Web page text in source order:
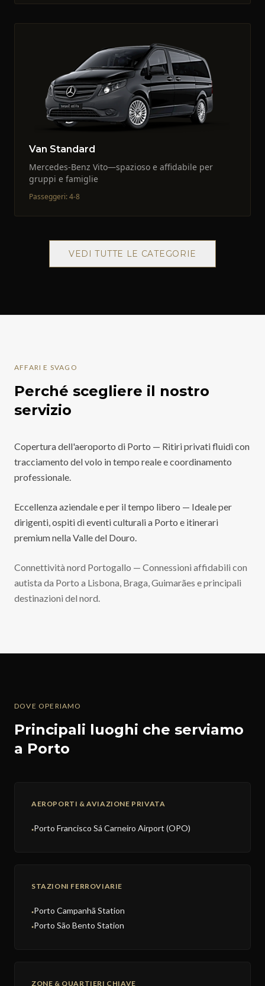
Van Standard
Mercedes-Benz Vito—spazioso e affidabile per
gruppi e famiglie
Passeggeri:4-8
VEDI TUTTE LE CATEGORIE
AFFARI E SVAGO
Perché scegliere il nostro
servizio
Copertura dell'aeroporto di Porto — Ritiri privati fluidi con
tracciamento del volo in tempo reale e coordinamento
professionale.
Eccellenza aziendale e per il tempo libero — Ideale per
dirigenti, ospiti di eventi culturali a Porto e itinerari
premium nella Valle del Douro.
Connettività nord Portogallo — Connessioni affidabili con
autista da Porto a Lisbona, Braga, Guimarães e principali
destinazioni del nord.
DOVE OPERIAMO
Principali luoghi che serviamo
a Porto
AEROPORTI & AVIAZIONE PRIVATA
●Porto Francisco Sá Carneiro Airport (OPO)
STAZIONI FERROVIARIE
●Porto Campanhã Station
●Porto São Bento Station
ZONE & QUARTIERI CHIAVE